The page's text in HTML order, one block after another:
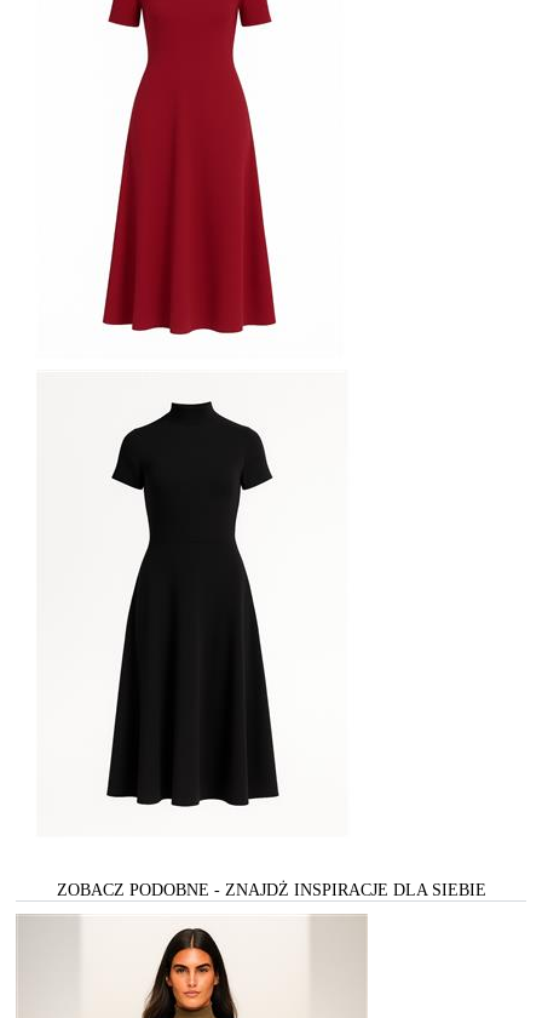
ZOBACZ PODOBNE - ZNAJDŻ INSPIRACJE DLA SIEBIE